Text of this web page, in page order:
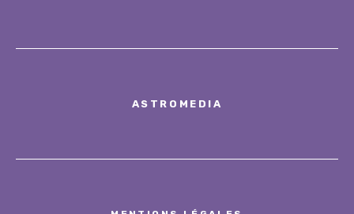
ASTROMEDIA